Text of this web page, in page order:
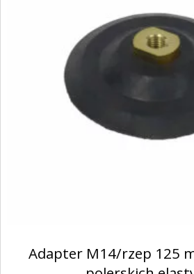
Adapter M14/rzep 125